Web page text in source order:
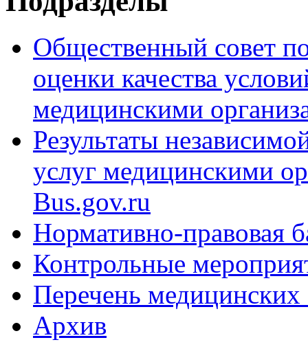
Общественный совет
оценки качества
медицинскими
Результаты
услуг медицинскими
Bus.gov.ru
Нормативно-правовая
Контрольные
Перечень медицинских
Архив